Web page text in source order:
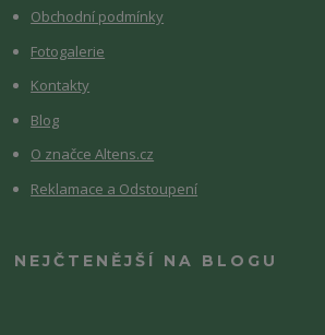
Obchodní podmínky
Fotogalerie
Kontakty
Blog
O značce Altens.cz
Reklamace a Odstoupení
NEJČTENĚJŠÍ NA BLOGU